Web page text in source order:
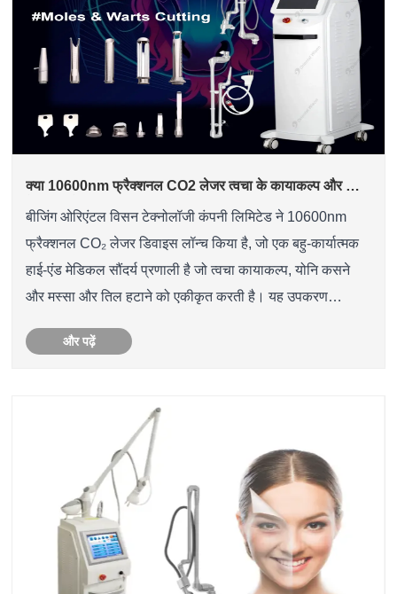
क्या 10600nm फ्रैक्शनल CO2 लेजर त्वचा के कायाकल्प और योनि
बीजिंग ओरिएंटल विसन टेक्नोलॉजी कंपनी लिमिटेड ने 10600nm
फ्रैक्शनल CO₂ लेजर डिवाइस लॉन्च किया है, जो एक बहु-कार्यात्मक
हाई-एंड मेडिकल सौंदर्य प्रणाली है जो त्वचा कायाकल्प, योनि कसने
और मस्सा और तिल हटाने को एकीकृत करती है। यह उपकरण
न्यूनत......
और पढ़ें